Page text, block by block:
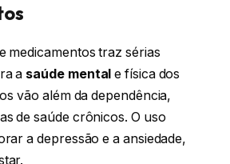
medicamentos traz sérias
a saúde mental e física dos
vão além da dependência,
de saúde crônicos. O uso
a depressão e a ansiedade,